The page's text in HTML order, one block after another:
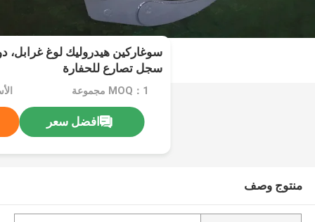
سجل تصارع للحفارة
MOQ：1 مجموعة
افضل سعر
منتوج وصف